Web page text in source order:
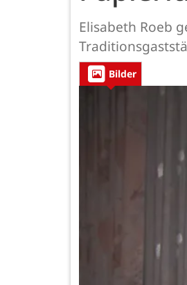
Elisabeth Roeb
Bilder